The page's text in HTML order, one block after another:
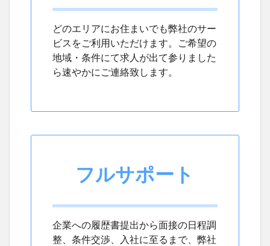
どのエリアにお住まいでも弊社のサー
ビスをご利用いただけます。ご希望の
地域・条件にて求人が出て参りました
ら速やかにご連絡致します。
フルサポート
企業への履歴書提出から面接の日程調
整、条件交渉、入社に至るまで、弊社